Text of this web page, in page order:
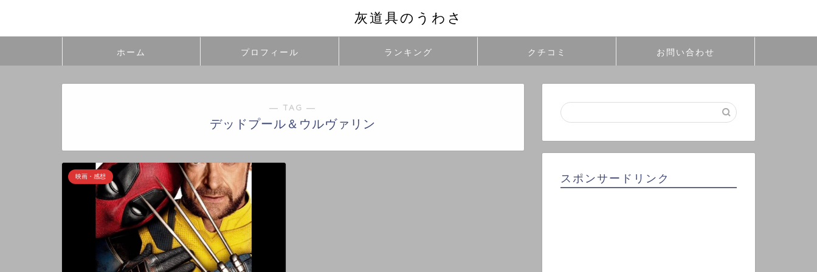
灰道具のうわさ
ホーム プロフィール ランキング クチコミ お問い合わせ
― TAG ―
デッドプール＆ウルヴァリン
映画・感想 スポンサードリンク